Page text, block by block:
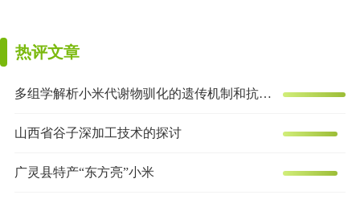
热评文章
多组学解析小米代谢物驯化的遗传机制和抗炎效果
山西省谷子深加工技术的探讨
广灵县特产“东方亮”小米